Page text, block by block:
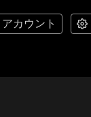
アカウント